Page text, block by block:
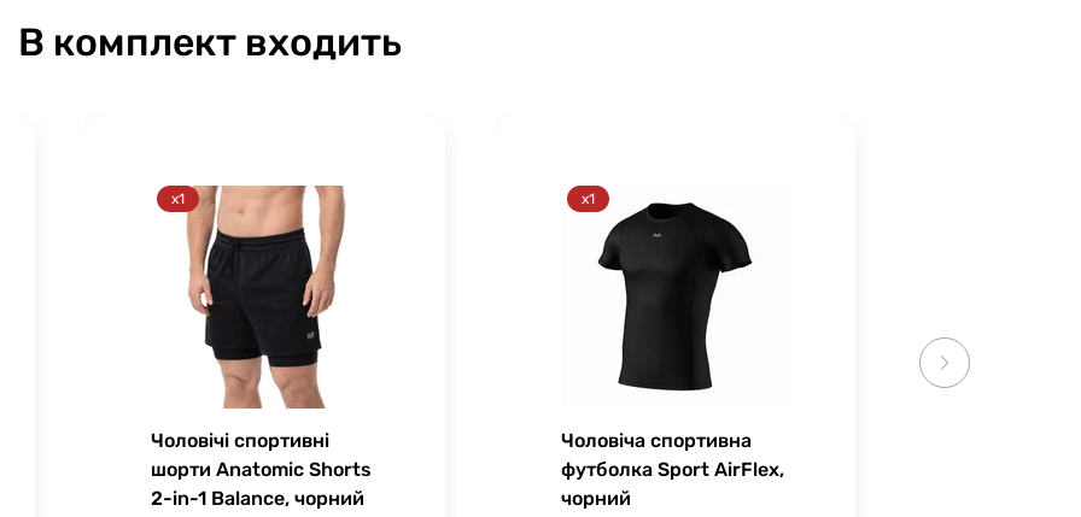
В комплект входить
x1
Чоловічі спортивні
шорти Anatomic Shorts
2-in-1 Balance, чорний
x1
Чоловіча спортивна
футболка Sport AirFlex,
чорний